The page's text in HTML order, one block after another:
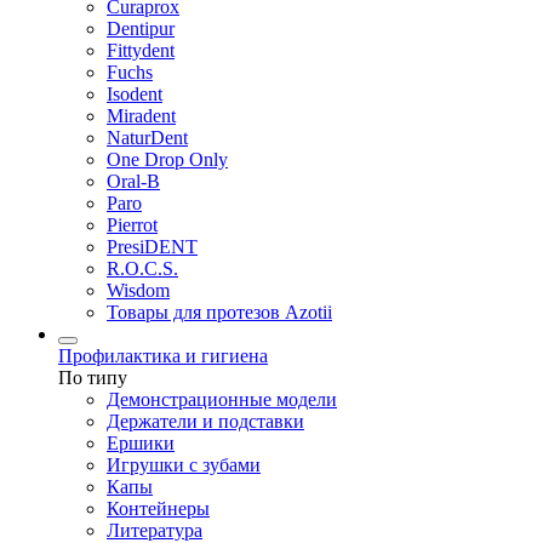
Curaprox
Dentipur
Fittydent
Fuchs
Isodent
Miradent
NaturDent
One Drop Only
Oral-B
Paro
Pierrot
PresiDENT
R.O.C.S.
Wisdom
Товары для протезов Azotii
Профилактика и гигиена
По типу
Демонстрационные модели
Держатели и подставки
Ершики
Игрушки с зубами
Капы
Контейнеры
Литература